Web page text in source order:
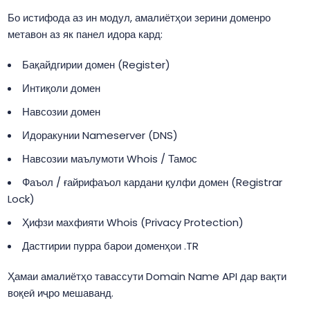
Бо истифода аз ин модул, амалиётҳои зерини доменро
метавон аз як панел идора кард:
Бақайдгирии домен (Register)
Интиқоли домен
Навсозии домен
Идоракунии Nameserver (DNS)
Навсозии маълумоти Whois / Тамос
Фаъол / ғайрифаъол кардани қулфи домен (Registrar
Lock)
Ҳифзи махфияти Whois (Privacy Protection)
Дастгирии пурра барои доменҳои .TR
Ҳамаи амалиётҳо тавассути Domain Name API дар вақти
воқеӣ иҷро мешаванд.